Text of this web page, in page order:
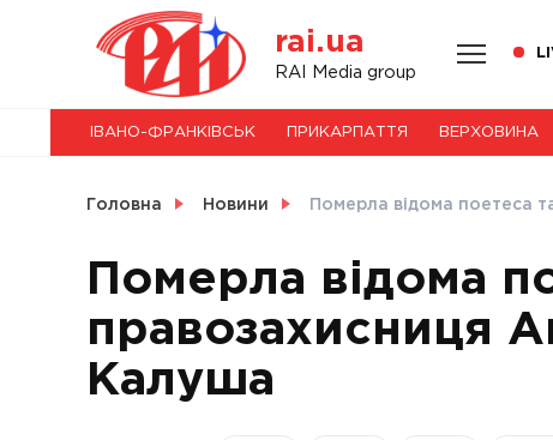
rai.ua
RAI Media group
НОВИНИ
СВІТ
УКРАЇНА
ІВАНО-ФРАНКІВСЬК ПРИКАРПАТТЯ ВЕРХОВИНА
Головна Новини Померла відома поетеса
Померла відома
правозахисниця
Калуша